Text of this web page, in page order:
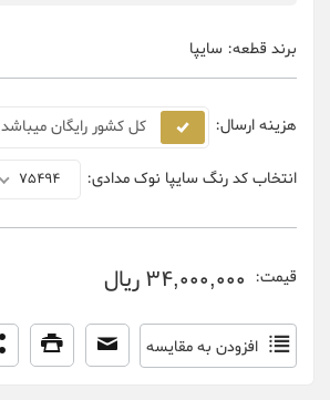
برند قطعه: سایپا
هزینه ارسال: کل کشور رایگان میباشد
انتخاب کد رنگ سایپا نوک مدادی: 75494
قیمت: 34,000,000 ریال
افزودن به مقایسه